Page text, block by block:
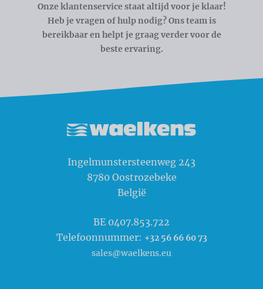
Onze klantenservice staat altijd voor je klaar!
Heb je vragen of hulp nodig? Ons team is
bereikbaar en helpt je graag verder voor de
beste ervaring.
Ingelmunstersteenweg 243
8780 Oostrozebeke
België
BE 0407.853.722
Telefoonnummer: +32 56 66 60 73
sales@waelkens.eu